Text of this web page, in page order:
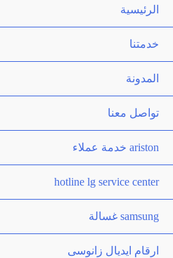
الرئيسية
خدمتنا
المدونة
تواصل معنا
ariston خدمة عملاء
hotline lg service center
samsung غسالة
ارقام ايديال زانوسى